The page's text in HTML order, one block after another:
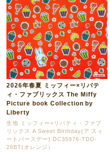
2026年春夏 ミッフィー×リバテ
ィ・ファブリックス The Miffy
Picture book Collection by
Liberty
生地 ミッフィー×リバティ・ファブ
リックス A Sweet Birthday(ア スィ
ートバースデー) DC35976-TDD-
26BT(オレンジ）